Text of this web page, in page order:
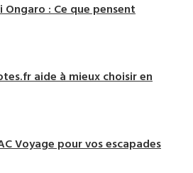
Ongaro : Ce que pensent
aide à mieux choisir en
Voyage pour vos escapades